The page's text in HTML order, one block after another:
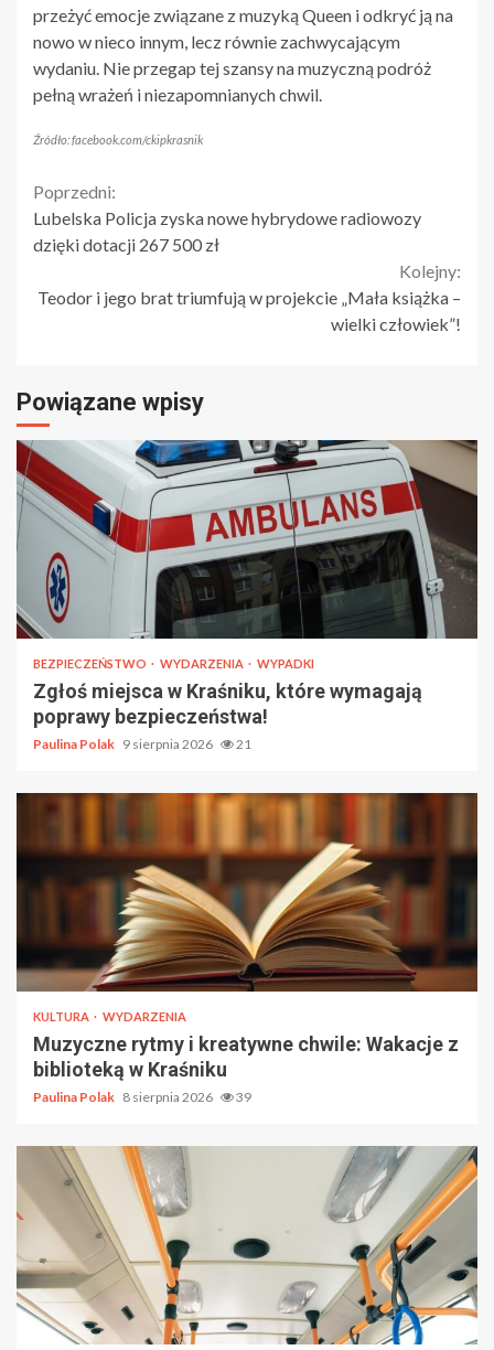
przeżyć emocje związane z muzyką Queen i odkryć ją na
nowo w nieco innym, lecz równie zachwycającym
wydaniu. Nie przegap tej szansy na muzyczną podróż
pełną wrażeń i niezapomnianych chwil.
Źródło: facebook.com/ckipkrasnik
Continue
Reading
Poprzedni:
Lubelska Policja zyska nowe hybrydowe radiowozy
dzięki dotacji 267 500 zł
Kolejny:
Teodor i jego brat triumfują w projekcie „Mała książka –
wielki człowiek”!
Powiązane wpisy
BEZPIECZEŃSTWO WYDARZENIA WYPADKI
Zgłoś miejsca w Kraśniku, które wymagają
poprawy bezpieczeństwa!
Paulina Polak 9 sierpnia 2026 21
KULTURA WYDARZENIA
Muzyczne rytmy i kreatywne chwile: Wakacje z
biblioteką w Kraśniku
Paulina Polak 8 sierpnia 2026 39